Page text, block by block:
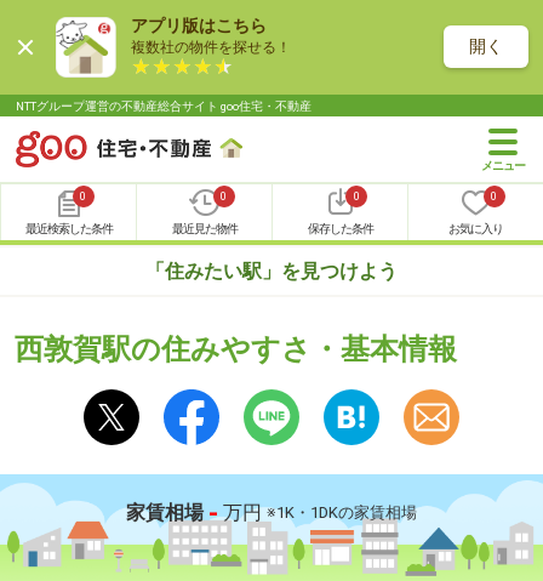
アプリ版はこちら
複数社の物件を探せる！ 開く
NTTグループ運営の不動産総合サイト goo住宅・不動産
0
最近検索した条件
0
最近見た物件
0
保存した条件
0
お気に入り
「住みたい駅」を見つけよう
西敦賀駅の住みやすさ・基本情報
家賃相場 - 万円 ※1K・1DKの家賃相場